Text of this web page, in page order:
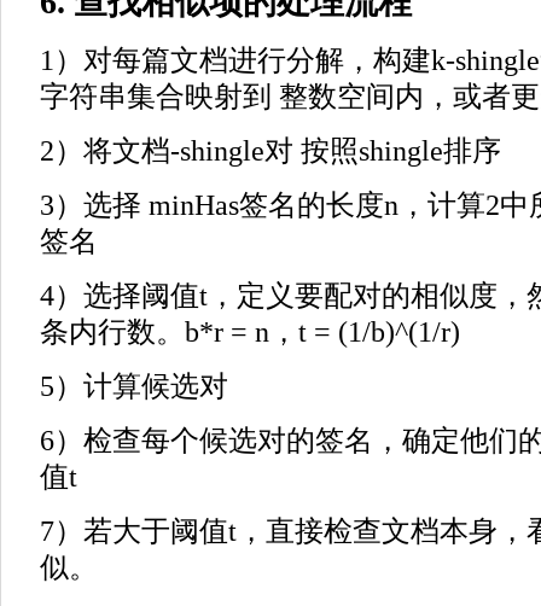
1）对每篇文档进行分解，构建k-
字符串集合映射到 整数空间内，或者
2）将文档-shingle对 按照shingle排序
3）选择 minHas签名的长度n，计算2中
签名
4）选择阈值t，定义要配对的相似度，
条内行数。b*r = n，t = (1/b)^(1/r)
5）计算候选对
6）检查每个候选对的签名，确定他们
值t
7）若大于阈值t，直接检查文档本身，
似。